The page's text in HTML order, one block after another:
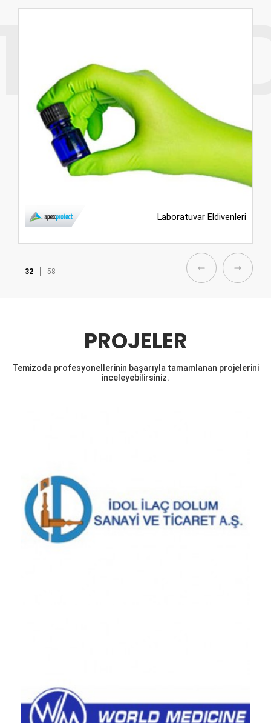
Laboratuvar Eldivenleri
32 58
PROJELER
Temizoda profesyonellerinin başarıyla tamamlanan projelerini
inceleyebilirsiniz.